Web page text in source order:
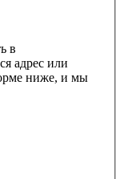
в
адрес или
ниже, и мы